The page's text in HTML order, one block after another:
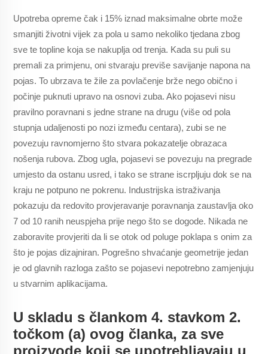
Upotreba opreme čak i 15% iznad maksimalne obrte može
smanjiti životni vijek za pola u samo nekoliko tjedana zbog
sve te topline koja se nakuplja od trenja. Kada su puli su
premali za primjenu, oni stvaraju previše savijanje napona na
pojas. To ubrzava te žile za povlačenje brže nego obično i
počinje puknuti upravo na osnovi zuba. Ako pojasevi nisu
pravilno poravnani s jedne strane na drugu (više od pola
stupnja udaljenosti po nozi između centara), zubi se ne
povezuju ravnomjerno što stvara pokazatelje obrazaca
nošenja rubova. Zbog ugla, pojasevi se povezuju na pregrade
umjesto da ostanu usred, i tako se strane iscrpljuju dok se na
kraju ne potpuno ne pokrenu. Industrijska istraživanja
pokazuju da redovito provjeravanje poravnanja zaustavlja oko
7 od 10 ranih neuspjeha prije nego što se dogode. Nikada ne
zaboravite provjeriti da li se otok od poluge poklapa s onim za
što je pojas dizajniran. Pogrešno shvaćanje geometrije jedan
je od glavnih razloga zašto se pojasevi nepotrebno zamjenjuju
u stvarnim aplikacijama.
U skladu s člankom 4. stavkom 2.
točkom (a) ovog članka, za sve
proizvode koji se upotrebljavaju u